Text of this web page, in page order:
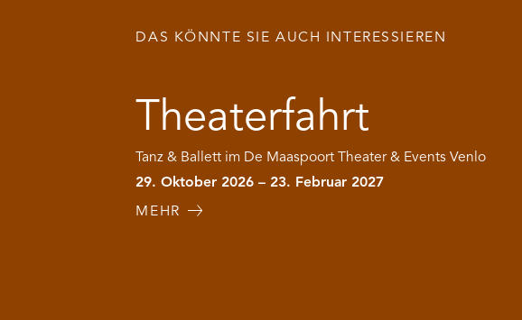
DAS KÖNNTE SIE AUCH INTERESSIEREN
Theaterfahrt
Tanz & Ballett im De Maaspoort Theater & Events Venlo
29. Oktober 2026 – 23. Februar 2027
MEHR